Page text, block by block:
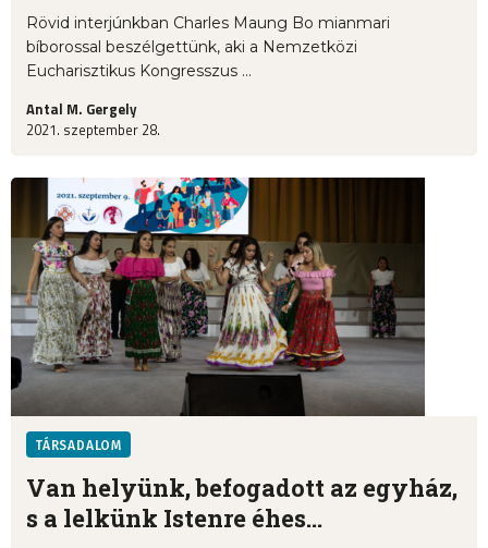
Rövid interjúnkban Charles Maung Bo mianmari
bíborossal beszélgettünk, aki a Nemzetközi
Eucharisztikus Kongresszus ...
Antal M. Gergely
2021. szeptember 28.
TÁRSADALOM
Van helyünk, befogadott az egyház,
s a lelkünk Istenre éhes…